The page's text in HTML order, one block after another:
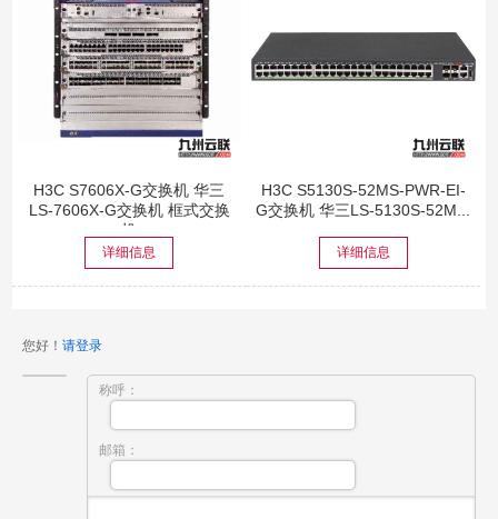
H3C S7606X-G交换机 华三
LS-7606X-G交换机 框式交换
机
详细信息
H3C S5130S-52MS-PWR-EI-
G交换机 华三LS-5130S-52M...
详细信息
您好！ 请登录
称呼：
邮箱：